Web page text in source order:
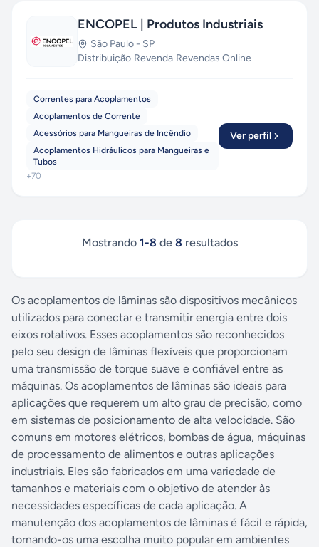
ENCOPEL | Produtos Industriais
São Paulo - SP
Distribuição·Revenda·Revendas Online
Correntes para Acoplamentos
Acoplamentos de Corrente
Acessórios para Mangueiras de Incêndio
Acoplamentos Hidráulicos para Mangueiras e
Tubos
+70
Ver perfil
Mostrando 1-8 de 8 resultados
Os acoplamentos de lâminas são dispositivos mecânicos
utilizados para conectar e transmitir energia entre dois
eixos rotativos. Esses acoplamentos são reconhecidos
pelo seu design de lâminas flexíveis que proporcionam
uma transmissão de torque suave e confiável entre as
máquinas. Os acoplamentos de lâminas são ideais para
aplicações que requerem um alto grau de precisão, como
em sistemas de posicionamento de alta velocidade. São
comuns em motores elétricos, bombas de água, máquinas
de processamento de alimentos e outras aplicações
industriais. Eles são fabricados em uma variedade de
tamanhos e materiais com o objetivo de atender às
necessidades específicas de cada aplicação. A
manutenção dos acoplamentos de lâminas é fácil e rápida,
tornando-os uma escolha muito popular em ambientes